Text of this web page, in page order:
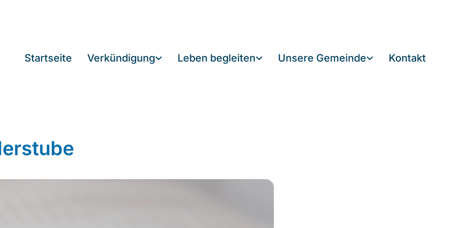
Startseite Verkündigung Leben begleiten Unsere Gemeinde Kontakt